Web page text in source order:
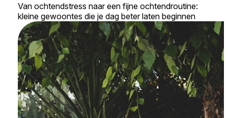
Van ochtendstress naar een fijne ochtendroutine:
kleine gewoontes die je dag beter laten beginnen